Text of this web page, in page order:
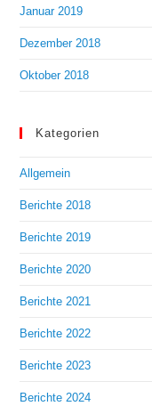
Januar 2019
Dezember 2018
Oktober 2018
Kategorien
Allgemein
Berichte 2018
Berichte 2019
Berichte 2020
Berichte 2021
Berichte 2022
Berichte 2023
Berichte 2024